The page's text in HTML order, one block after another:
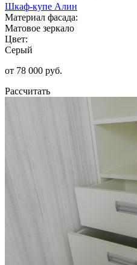
Шкаф-купе Алин
Материал фасада:
Матовое зеркало
Цвет:
Серый
от 78 000 руб.
Рассчитать